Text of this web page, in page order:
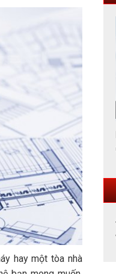
hay một tòa nhà